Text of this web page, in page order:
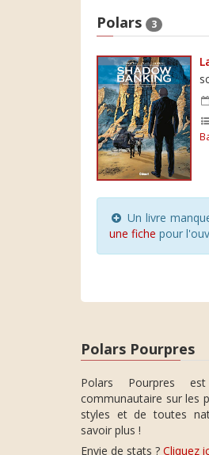
Polars 3
Un livre
une fiche pour
Polars Pourpres
Polars Pourpres
communautaire sur les
styles et de toutes
savoir plus !
Envie de stats ? Cliquez